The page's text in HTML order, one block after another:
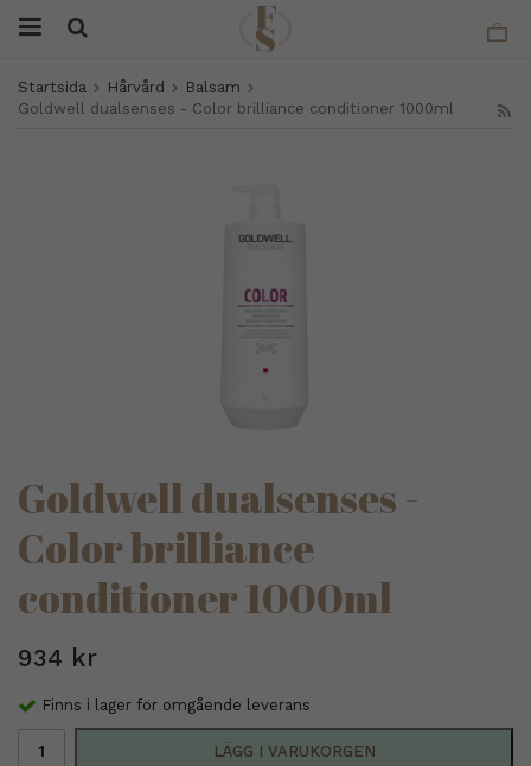
Startsida Hårvård
Balsam
Goldwell dualsenses - Color brilliance conditioner 1000ml
Goldwell dualsenses -
Color brilliance
conditioner 1000ml
934 kr
Finns i lager för omgående leverans
LÄGG I VARUKORGEN